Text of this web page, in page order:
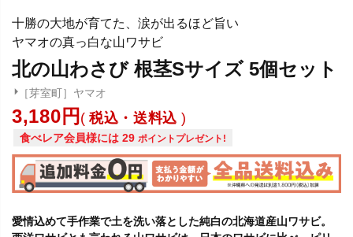
十勝の大地が育てた、涙が出るほど旨い
ヤマオの真っ白な山ワサビ
北の山わさび 根茎Sサイズ 5個セット
［芽室町］ヤマオ
3,180 税込・送料込
食べレア会員様には 29 ポイントプレゼント!
愛情込めて手作業で土を洗い落とした純白の北海道産山ワサビ。